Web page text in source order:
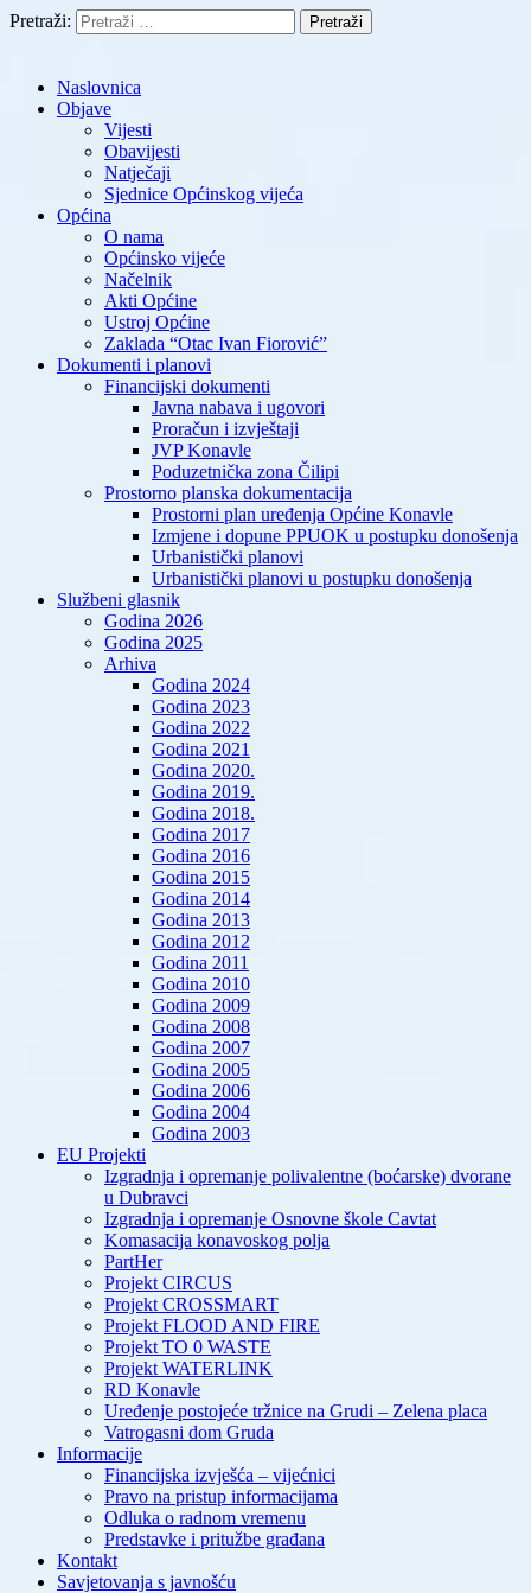
Pretraži:
Naslovnica
Objave
Vijesti
Obavijesti
Natječaji
Sjednice Općinskog vijeća
Općina
O nama
Općinsko vijeće
Načelnik
Akti Općine
Ustroj Općine
Zaklada “Otac Ivan Fiorović”
Dokumenti i planovi
Financijski dokumenti
Javna nabava i ugovori
Proračun i izvještaji
JVP Konavle
Poduzetnička zona Čilipi
Prostorno planska dokumentacija
Prostorni plan uređenja Općine Konavle
Izmjene i dopune PPUOK u postupku donošenja
Urbanistički planovi
Urbanistički planovi u postupku donošenja
Službeni glasnik
Godina 2026
Godina 2025
Arhiva
Godina 2024
Godina 2023
Godina 2022
Godina 2021
Godina 2020.
Godina 2019.
Godina 2018.
Godina 2017
Godina 2016
Godina 2015
Godina 2014
Godina 2013
Godina 2012
Godina 2011
Godina 2010
Godina 2009
Godina 2008
Godina 2007
Godina 2005
Godina 2006
Godina 2004
Godina 2003
EU Projekti
Izgradnja i opremanje polivalentne (boćarske) dvorane
u Dubravci
Izgradnja i opremanje Osnovne škole Cavtat
Komasacija konavoskog polja
PartHer
Projekt CIRCUS
Projekt CROSSMART
Projekt FLOOD AND FIRE
Projekt TO 0 WASTE
Projekt WATERLINK
RD Konavle
Uređenje postojeće tržnice na Grudi – Zelena placa
Vatrogasni dom Gruda
Informacije
Financijska izvješća – vijećnici
Pravo na pristup informacijama
Odluka o radnom vremenu
Predstavke i pritužbe građana
Kontakt
Savjetovanja s javnošću